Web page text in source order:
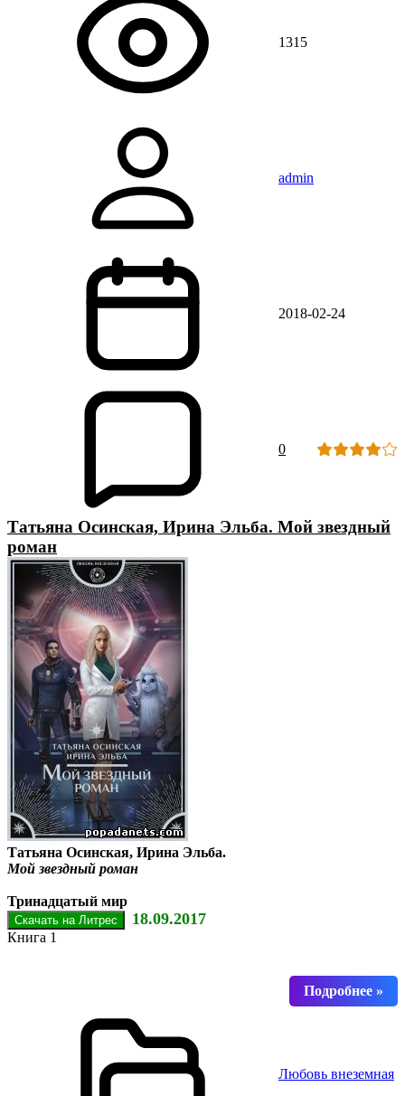
1315
admin
2018-02-24
0
Татьяна Осинская, Ирина Эльба. Мой звездный
роман
Татьяна Осинская, Ирина Эльба.
Мой звездный роман
Тринадцатый мир
18.09.2017
Книга 1
Любовь внеземная